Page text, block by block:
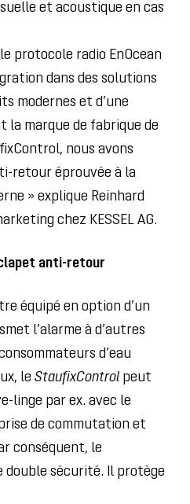
et acoustique en cas
protocole radio EnOcean
dans des solutions
modernes et d’une
la marque de fabrique de
nous avons
retour éprouvée à la
» explique Reinhard
chez KESSEL AG.
anti-retour
équipé en option d’un
l’alarme à d’autres
d’eau
le StaufixControl peut
linge par ex. avec le
de commutation et
conséquent, le
sécurité. Il protège